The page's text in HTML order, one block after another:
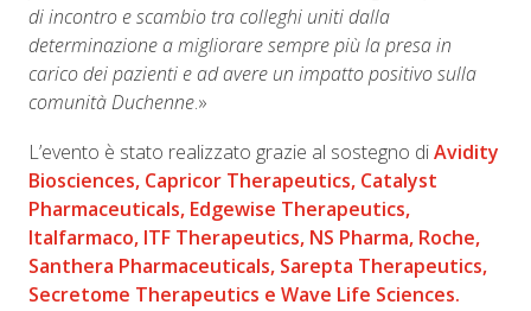
di incontro e scambio tra colleghi uniti dalla
determinazione a migliorare sempre più la presa in
carico dei pazienti e ad avere un impatto positivo sulla
comunità Duchenne.»
L’evento è stato realizzato grazie al sostegno diAvidity
Biosciences, Capricor Therapeutics, Catalyst
Pharmaceuticals, Edgewise Therapeutics,
Italfarmaco, ITF Therapeutics, NS Pharma, Roche,
Santhera Pharmaceuticals, Sarepta Therapeutics,
Secretome Therapeutics e Wave Life Sciences.